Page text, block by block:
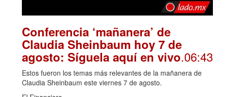
Conferencia ‘mañanera’ de
Claudia Sheinbaum hoy 7 de
agosto: Síguela aquí en vivo.06:43
Estos fueron los temas más relevantes de la mañanera de
Claudia Sheinbaum este viernes 7 de agosto.